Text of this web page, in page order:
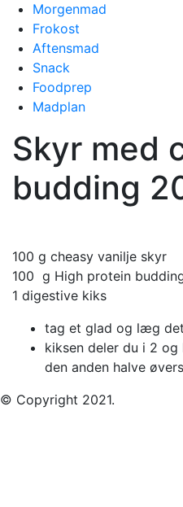
Morgenmad
Frokost
Aftensmad
Snack
Foodprep
Madplan
Skyr med
budding
100 g cheasy vanilje skyr
100 g High protein
1 digestive kiks
tag et glad og læg
kiksen deler du i 2
den anden halve
© Copyright 2021.